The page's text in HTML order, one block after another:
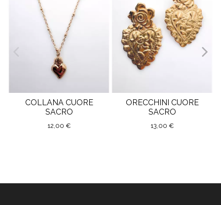
COLLANA CUORE
SACRO
12,00 €
ORECCHINI CUORE
SACRO
13,00 €